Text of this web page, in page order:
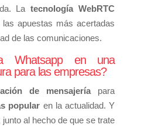
Latecnología WebRTC
apuestas más acertadas
de las comunicaciones.
Whatsapp en una
para las empresas?
de mensajería para
popular en la actualidad. Y
al hecho de que se trate